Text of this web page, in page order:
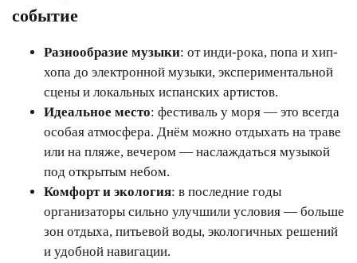
событие
Разнообразие музыки: от инди-рока, попа и хип-
хопа до электронной музыки, экспериментальной
сцены и локальных испанских артистов.
Идеальное место: фестиваль у моря — это всегда
особая атмосфера. Днём можно отдыхать на траве
или на пляже, вечером — наслаждаться музыкой
под открытым небом.
Комфорт и экология: в последние годы
организаторы сильно улучшили условия — больше
зон отдыха, питьевой воды, экологичных решений
и удобной навигации.